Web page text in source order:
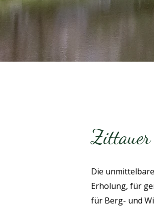
Zittauer
Die
Erholung, für
für Berg- und